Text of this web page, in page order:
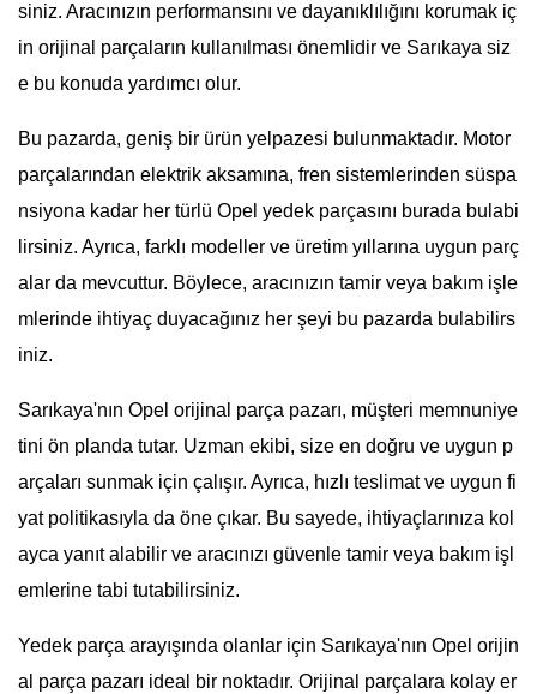
siniz. Aracınızın performansını ve dayanıklılığını korumak iç
in orijinal parçaların kullanılması önemlidir ve Sarıkaya siz
e bu konuda yardımcı olur.
Bu pazarda, geniş bir ürün yelpazesi bulunmaktadır. Motor
parçalarından elektrik aksamına, fren sistemlerinden süspa
nsiyona kadar her türlü Opel yedek parçasını burada bulabi
lirsiniz. Ayrıca, farklı modeller ve üretim yıllarına uygun parç
alar da mevcuttur. Böylece, aracınızın tamir veya bakım işle
mlerinde ihtiyaç duyacağınız her şeyi bu pazarda bulabilirs
iniz.
Sarıkaya'nın Opel orijinal parça pazarı, müşteri memnuniye
tini ön planda tutar. Uzman ekibi, size en doğru ve uygun p
arçaları sunmak için çalışır. Ayrıca, hızlı teslimat ve uygun fi
yat politikasıyla da öne çıkar. Bu sayede, ihtiyaçlarınıza kol
ayca yanıt alabilir ve aracınızı güvenle tamir veya bakım işl
emlerine tabi tutabilirsiniz.
Yedek parça arayışında olanlar için Sarıkaya'nın Opel orijin
al parça pazarı ideal bir noktadır. Orijinal parçalara kolay er